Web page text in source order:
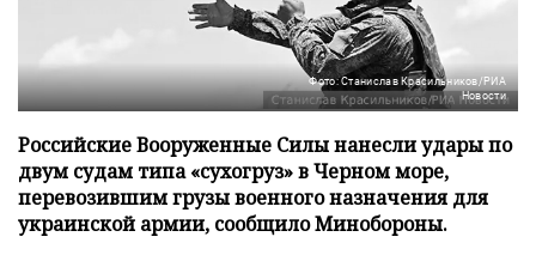
Фото: Станислав Красильников/РИА
Новости
Российские Вооруженные Силы нанесли удары по
двум судам типа «сухогруз» в Черном море,
перевозившим грузы военного назначения для
украинской армии, сообщило Минобороны.